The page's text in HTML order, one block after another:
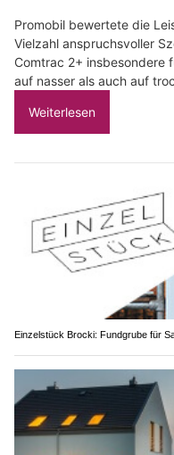
Promobil bewertete die
Vielzahl anspruchsvoller
Comtrac 2+ insbesondere
auf nasser als auch auf
Weiterlesen
Einzelstück Brocki: Fundgrube für